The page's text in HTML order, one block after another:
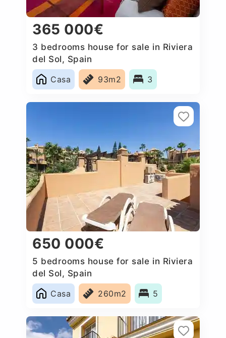
365 000€
3 bedrooms house for sale in Riviera
del Sol, Spain
Casa
93m2 3
650 000€
5 bedrooms house for sale in Riviera
del Sol, Spain
Casa
260m2 5